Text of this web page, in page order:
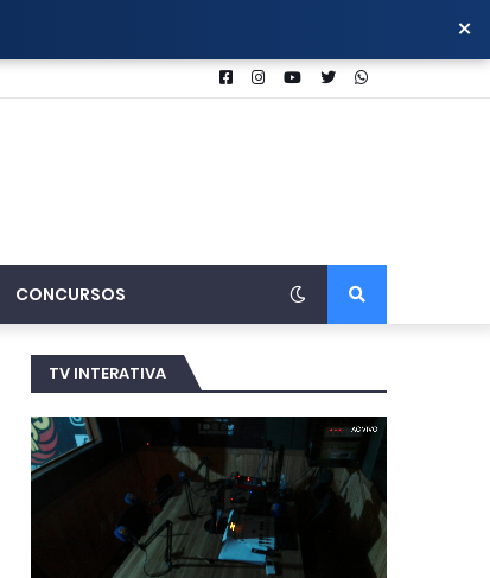
×
CONCURSOS
TV INTERATIVA